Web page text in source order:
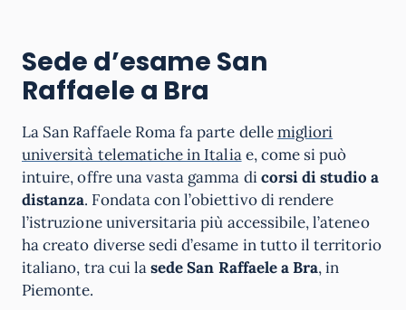
Sede d’esame San
Raffaele a Bra
La San Raffaele Roma fa parte dellemigliori
università telematiche in Italiae, come si può
intuire, offre una vasta gamma dicorsi di studio a
distanza. Fondata con l’obiettivo di rendere
l’istruzione universitaria più accessibile, l’ateneo
ha creato diverse sedi d’esame in tutto il territorio
italiano, tra cui lasede San Raffaele a Bra, in
Piemonte.